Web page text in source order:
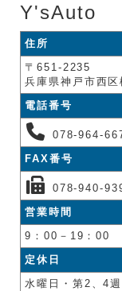
Y'sAuto
住所
〒651-2235
兵庫県神戸市西
電話番号
078-964-
FAX番号
078-940-
営業時間
9：00－19：00
定休日
水曜日・第2、4